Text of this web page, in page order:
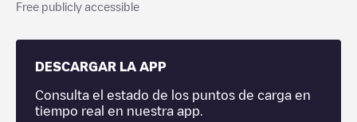
Free publicly accessible
DESCARGAR LA APP
Consulta el estado de los puntos de carga en
tiempo real en nuestra app.